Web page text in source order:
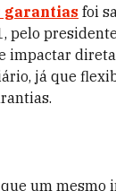
garantias foi
pelo
impactar
já que
um mesmo